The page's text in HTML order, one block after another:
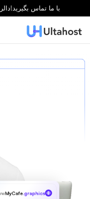
با ما تماس بگیرید!
MyCafe.graphics